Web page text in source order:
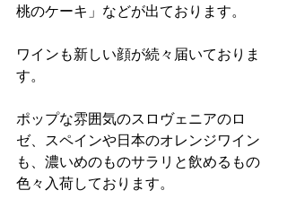
桃のケーキ」などが出ております。
ワインも新しい顔が続々届いておりま
す。
ポップな雰囲気のスロヴェニアのロ
ゼ、スペインや日本のオレンジワイン
も、濃いめのものサラリと飲めるもの
色々入荷しております。